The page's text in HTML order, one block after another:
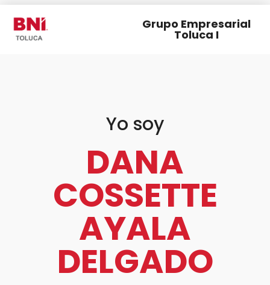
Grupo Empresarial
Toluca I
Yo soy
DANA
COSSETTE
AYALA
DELGADO